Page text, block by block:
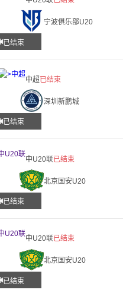
宁波俱乐部U20
已结束
中超已结束
深圳新鹏城
已结束
中U20联已结束
北京国安U20
已结束
中U20联已结束
北京国安U20
已结束